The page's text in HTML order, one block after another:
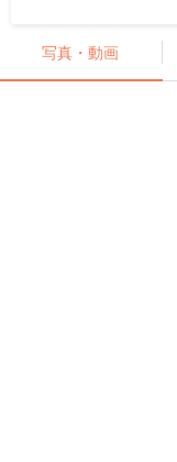
写真・動画